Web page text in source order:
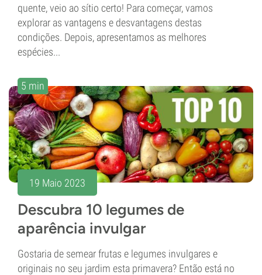
quente, veio ao sítio certo! Para começar, vamos
explorar as vantagens e desvantagens destas
condições. Depois, apresentamos as melhores
espécies...
5 min
19 Maio 2023
Descubra 10 legumes de
aparência invulgar
Gostaria de semear frutas e legumes invulgares e
originais no seu jardim esta primavera? Então está no